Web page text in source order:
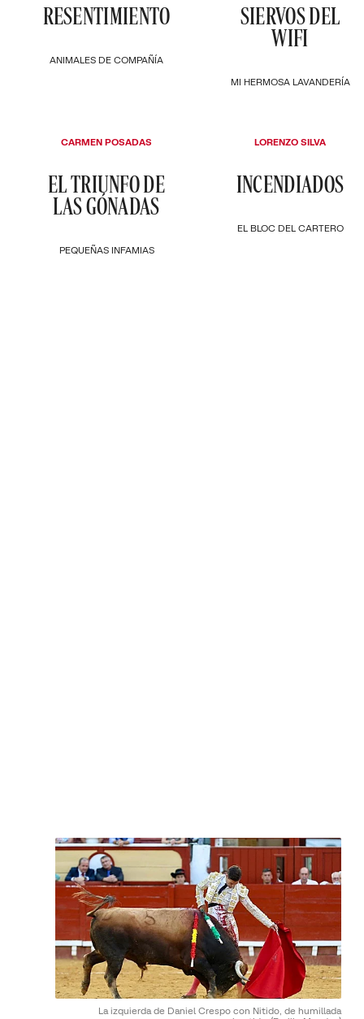
ANIMALES DE COMPAÑÍA
RESENTIMIENTO
MI HERMOSA LAVANDERÍA
SIERVOS DEL
WIFI
PEQUEÑAS INFAMIAS
EL TRIUNFO DE
LAS GÓNADAS
CARMEN POSADAS
EL BLOC DEL CARTERO
INCENDIADOS
LORENZO SILVA
La izquierda de Daniel Crespo con Nitido, de humillada